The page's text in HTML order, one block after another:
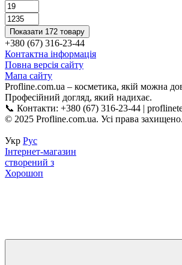
Показати 172 товару
+380 (67) 316-23-44
Контактна інформація
Повна версія сайту
Мапа сайту
Profline.com.ua – косметика, якій можна
Професійний догляд, який надихає.
📞 Контакти: +380 (67) 316-23-44 |
© 2025 Profline.com.ua. Усі права захищено.
Укр Рус
Інтернет-магазин
створений з
Хорошоп